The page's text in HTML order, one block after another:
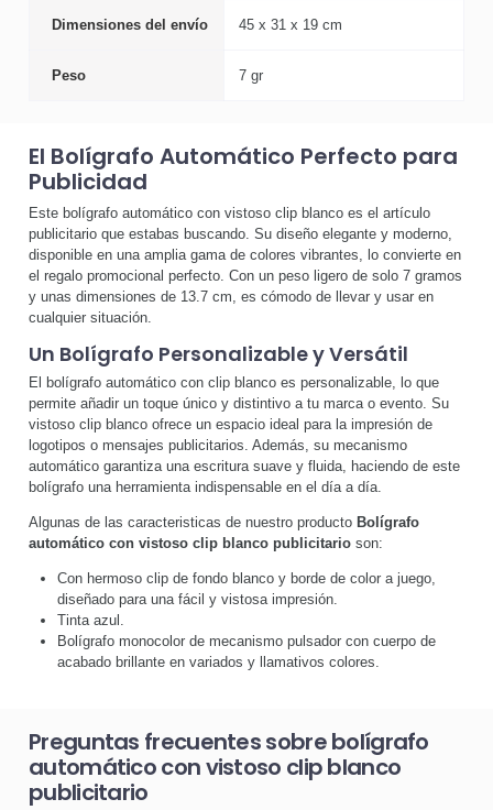
Dimensiones del envío 45 x 31 x 19 cm
Peso 7 gr
El Bolígrafo Automático Perfecto para
Publicidad
Este bolígrafo automático con vistoso clip blanco es el artículo
publicitario que estabas buscando. Su diseño elegante y moderno,
disponible en una amplia gama de colores vibrantes, lo convierte en
el regalo promocional perfecto. Con un peso ligero de solo 7 gramos
y unas dimensiones de 13.7 cm, es cómodo de llevar y usar en
cualquier situación.
Un Bolígrafo Personalizable y Versátil
El bolígrafo automático con clip blanco es personalizable, lo que
permite añadir un toque único y distintivo a tu marca o evento. Su
vistoso clip blanco ofrece un espacio ideal para la impresión de
logotipos o mensajes publicitarios. Además, su mecanismo
automático garantiza una escritura suave y fluida, haciendo de este
bolígrafo una herramienta indispensable en el día a día.
Algunas de las caracteristicas de nuestro producto Bolígrafo
automático con vistoso clip blanco publicitario son:
Con hermoso clip de fondo blanco y borde de color a juego,
diseñado para una fácil y vistosa impresión.
Tinta azul.
Bolígrafo monocolor de mecanismo pulsador con cuerpo de
acabado brillante en variados y llamativos colores.
Preguntas frecuentes sobre bolígrafo
automático con vistoso clip blanco
publicitario